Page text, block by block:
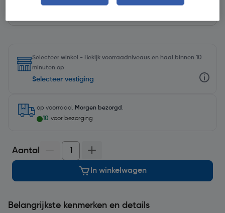
Selecteer winkel - Bekijk voorraadniveaus en haal binnen 10
minuten op
Selecteer vestiging
op voorraad. Morgen bezorgd .
10 voor bezorging
Aantal
In winkelwagen
Belangrijkste kenmerken en details